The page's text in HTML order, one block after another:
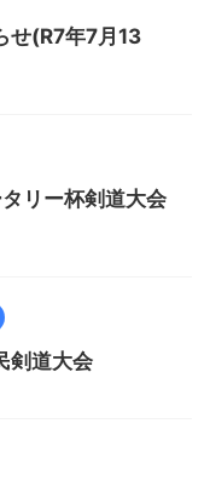
せ(R7年7月13
リー杯剣道大会
剣道大会